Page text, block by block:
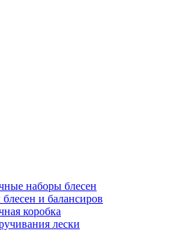
наборы блесен
и балансиров
коробка
лески